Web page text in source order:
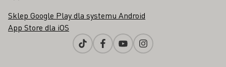
Sklep Google Play dla systemu Android
App Store dla iOS
TiktokFacebookYoutubeInstagram